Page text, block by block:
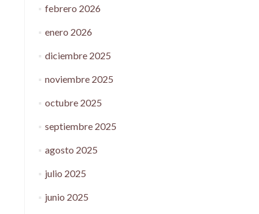
febrero 2026
enero 2026
diciembre 2025
noviembre 2025
octubre 2025
septiembre 2025
agosto 2025
julio 2025
junio 2025